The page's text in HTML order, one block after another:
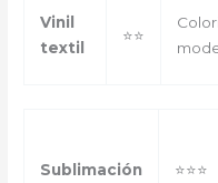
Vinil
textil
⭐⭐
Sublimación ⭐⭐⭐